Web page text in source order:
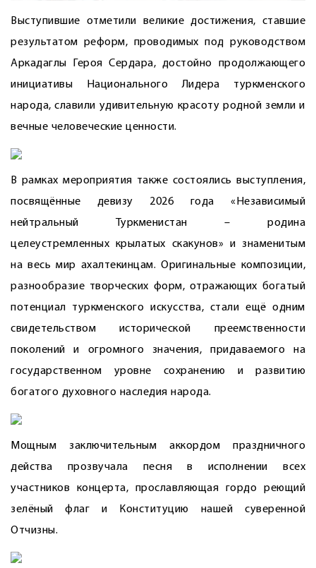
Выступившие отметили великие достижения, ставшие
результатом реформ, проводимых под руководством
Аркадаглы Героя Сердара, достойно продолжающего
инициативы Нацио­нального Лидера туркменского
народа, славили удивительную красоту родной земли и
вечные человеческие ценности.
В рамках мероприятия также состоялись выступления,
посвящённые девизу 2026 года «Независимый
нейтральный Туркменистан – родина
целеустремленных крылатых скакунов» и знаменитым
на весь мир ахалтекинцам. Оригинальные композиции,
разнообразие творческих форм, отражающих богатый
потенциал туркменского искусства, стали ещё одним
свидетельством исторической преемственности
поколений и огромного значения, придаваемого на
государственном уровне сохранению и развитию
богатого духовного наследия народа.
Мощным заключительным аккордом праздничного
действа прозвучала песня в исполнении всех
участников концерта, прославляющая гордо реющий
зелёный флаг и Конституцию нашей суверенной
Отчизны.